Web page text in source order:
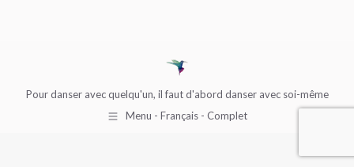
Pour danser avec quelqu'un, il faut d'abord danser avec soi-même
Menu - Français - Complet